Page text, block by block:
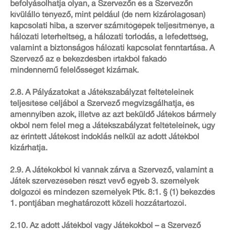
befolyásolhatja olyan, a Szervezőn és a Szervezőn
kívülálló tényező, mint például (de nem kizárólagosan)
kapcsolati hiba, a szerver számítógépek teljesítménye, a
hálózati leterheltség, a hálózati torlódás, a lefedettség,
valamint a biztonságos hálózati kapcsolat fenntartása. A
Szervező az e bekezdésben írtakból fakadó
mindennemű felelősséget kizárnak.
2.8. A Pályázatokat a Játékszabályzat feltételeinek
teljesítése céljából a Szervező megvizsgálhatja, és
amennyiben azok, illetve az azt beküldő Játékos bármely
okból nem felel meg a Játékszabályzat feltételeinek, úgy
az érintett Játékost indoklás nélkül az adott Játékból
kizárhatja.
2.9. A Játékokból ki vannak zárva a Szervező, valamint a
Játék szervezésében részt vevő egyéb 3. személyek
dolgozói és mindezen személyek Ptk. 8:1. § (1) bekezdés
1. pontjában meghatározott közeli hozzátartozói.
2.10. Az adott Játékból vagy Játékokból – a Szervező